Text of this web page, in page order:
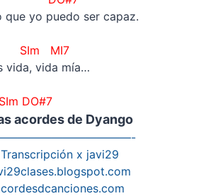
que yo puedo ser capaz.
MI7
vida, vida mía…
DO#7
acordes de Dyango
Transcripción x javi29